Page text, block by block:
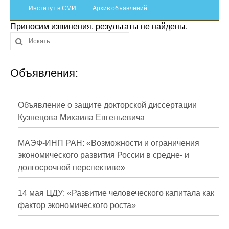
Отчетность
Противодействие коррупции
Материалы для СМИ
Публикации
Научная жизнь
Проблемы прогнозирования
О журнале
Номера журналов
Институт в СМИ Архив объявлений
Приносим извинения, результаты не найдены.
Объявления:
Объявление о защите докторской диссертации
Кузнецова Михаила Евгеньевича
МАЭФ-ИНП РАН: «Возможности и ограничения
экономического развития России в средне- и
долгосрочной перспективе»
14 мая ЦДУ: «Развитие человеческого капитала как
фактор экономического роста»